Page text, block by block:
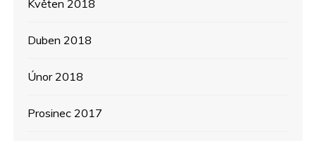
Květen 2018
Duben 2018
Únor 2018
Prosinec 2017